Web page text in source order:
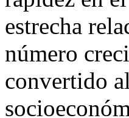
estrecha
número
convertido